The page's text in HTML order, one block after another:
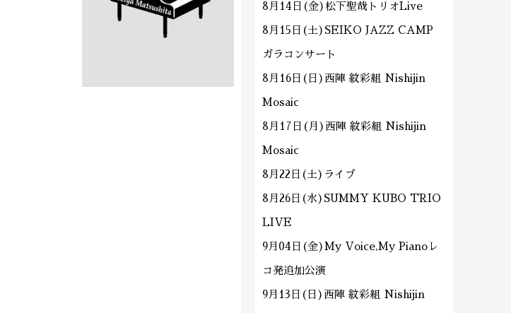
8月14日(金)松下聖哉トリオLive
8月15日(土)SEIKO JAZZ CAMP
ガラコンサート
8月16日(日)西陣 紋彩組 Nishijin
Mosaic
8月17日(月)西陣 紋彩組 Nishijin
Mosaic
8月22日(土)ライブ
8月26日(水)SUMMY KUBO TRIO
LIVE
9月04日(金)My Voice,My Pianoレ
コ発追加公演
9月13日(日)西陣 紋彩組 Nishijin